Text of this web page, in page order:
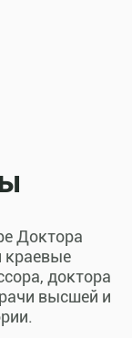
Доктора
краевые
доктора
высшей и